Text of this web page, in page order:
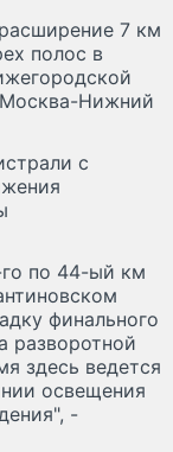
7 км
полос в
Нижний
с
го по 44-ый км
финального
разворотной
здесь ведется
освещения
-